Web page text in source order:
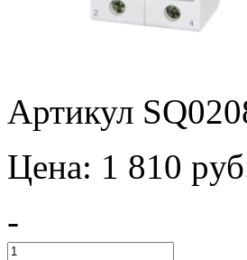
Артикул
Цена: 1 810
-